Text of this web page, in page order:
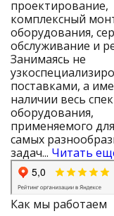
проектирование,
комплексный
оборудования,
обслуживание и
Занимаясь не
поставками, а
наличии весь
оборудования,
применяемого
самых
задач... Читать
Как мы работаем